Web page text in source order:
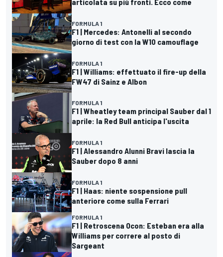
FORMULA 1
F1 | Mercedes: Antonelli al secondo
giorno di test con la W10 camouflage
FORMULA 1
F1 | Williams: effettuato il fire-up della
FW47 di Sainz e Albon
FORMULA 1
F1 | Wheatley team principal Sauber dal 1
aprile: la Red Bull anticipa l'uscita
FORMULA 1
F1 | Alessandro Alunni Bravi lascia la
Sauber dopo 8 anni
FORMULA 1
F1 | Haas: niente sospensione pull
anteriore come sulla Ferrari
FORMULA 1
F1 | Retroscena Ocon: Esteban era alla
Williams per correre al posto di
Sargeant